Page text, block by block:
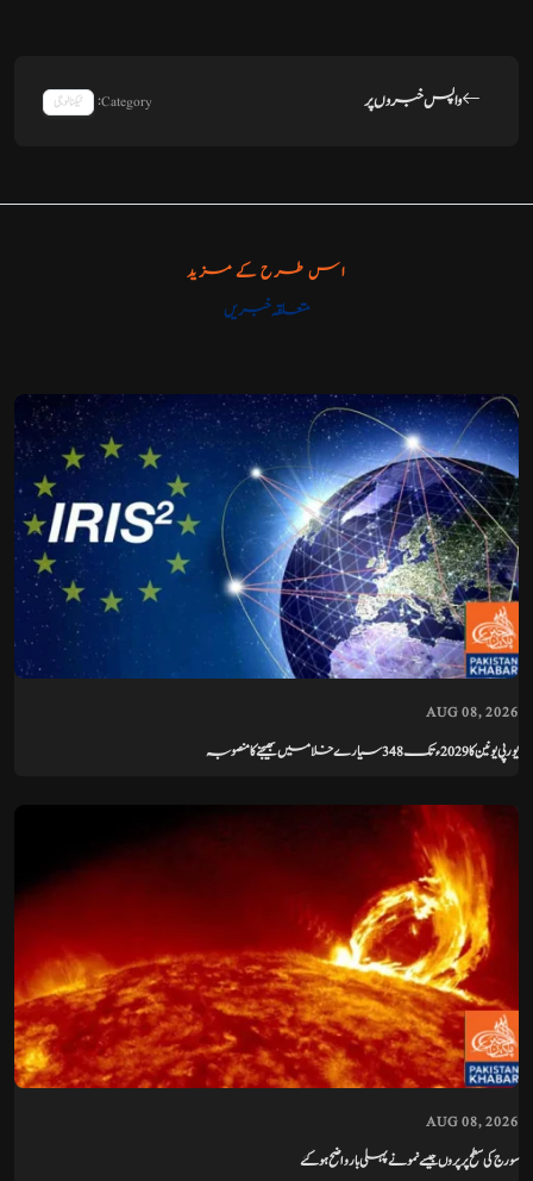
واپس خبروں پر Category: ٹیکنالوجی
اس طرح کے مزید
متعلقہ خبریں
AUG 08, 2026
یورپی یونین کا 2029ء تک 348 سیارے خلا میں بھیجنے کا منصوبہ
AUG 08, 2026
سورج کی سطح پر پروں جیسے نمونے پہلی بار واضح ہوگئے